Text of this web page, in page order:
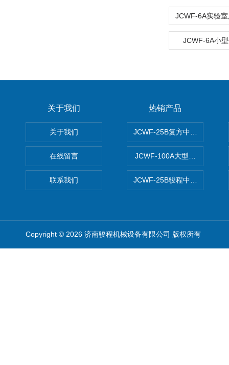
JCWF-6A小
关于我们
关于我们
在线留言
联系我们
热销产品
JCWF-25B复方中药材超微粉
JCWF-100A大型中药材超微
JCWF-25B骏程中草药超细粉
Copyright © 2026 济南骏程机械设备有限公司 版权所有